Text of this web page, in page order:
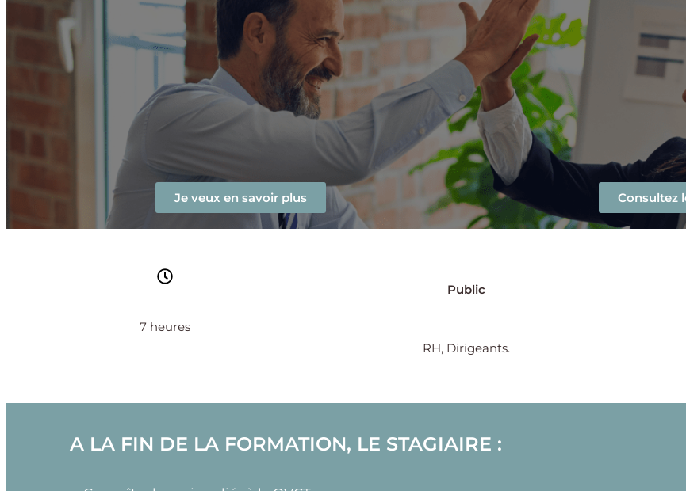
Je veux en savoir plus Consultez
7 heures
Public
RH, Dirigeants.
A LA FIN DE LA FORMATION, LE STAGIAIRE :